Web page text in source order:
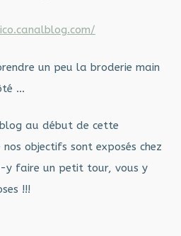
un peu la broderie main
…
au début de cette
objectifs sont exposés chez
y faire un petit tour, vous y
!!!